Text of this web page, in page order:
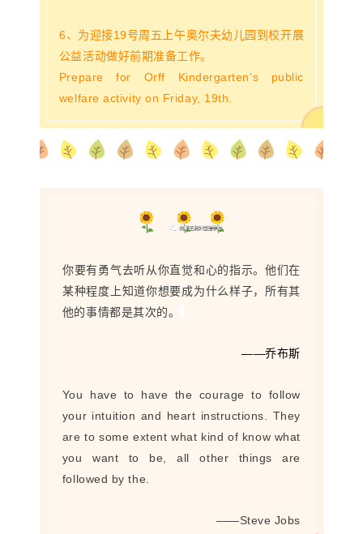
6、为迎接19号周五上午奥尔夫幼儿园到校开展
公益活动做好前期准备工作。
Prepare for Orff Kindergarten’s public
welfare activity on Friday, 19th.
你要有勇气去听从你直觉和心的指示。他们在
某种程度上知道你想要成为什么样子，所有其
他的事情都是其次的。
——乔布斯
You have to have the courage to follow
your intuition and heart instructions. They
are to some extent what kind of know what
you want to be, all other things are
followed by the.
——Steve Jobs